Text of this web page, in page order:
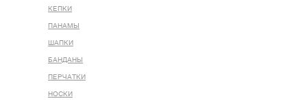
КЕПКИ
ПАНАМЫ
ШАПКИ
БАНДАНЫ
ПЕРЧАТКИ
НОСКИ